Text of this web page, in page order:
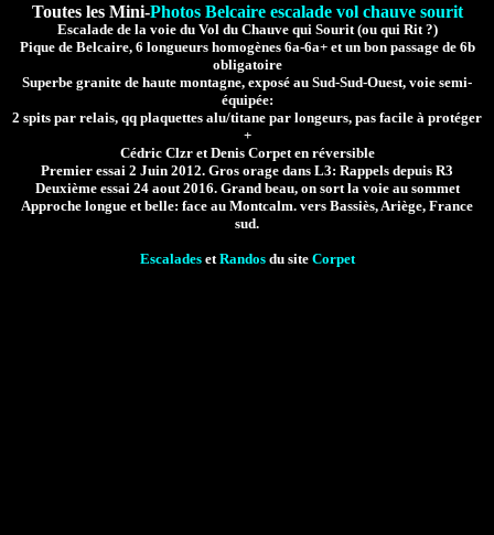
Toutes les Mini-Photos Belcaire escalade vol chauve sourit
Escalade de la voie du Vol du Chauve qui Sourit (ou qui Rit ?)
Pique de Belcaire, 6 longueurs homogènes 6a-6a+ et un bon passage de 6b
obligatoire
Superbe granite de haute montagne, exposé au Sud-Sud-Ouest, voie semi-
équipée:
2 spits par relais, qq plaquettes alu/titane par longeurs, pas facile à protéger
+
Cédric Clzr et Denis Corpet en réversible
Premier essai 2 Juin 2012. Gros orage dans L3: Rappels depuis R3
Deuxième essai 24 aout 2016. Grand beau, on sort la voie au sommet
Approche longue et belle: face au Montcalm. vers Bassiès, Ariège, France
sud.
Escaladeset Randosdu site Corpet